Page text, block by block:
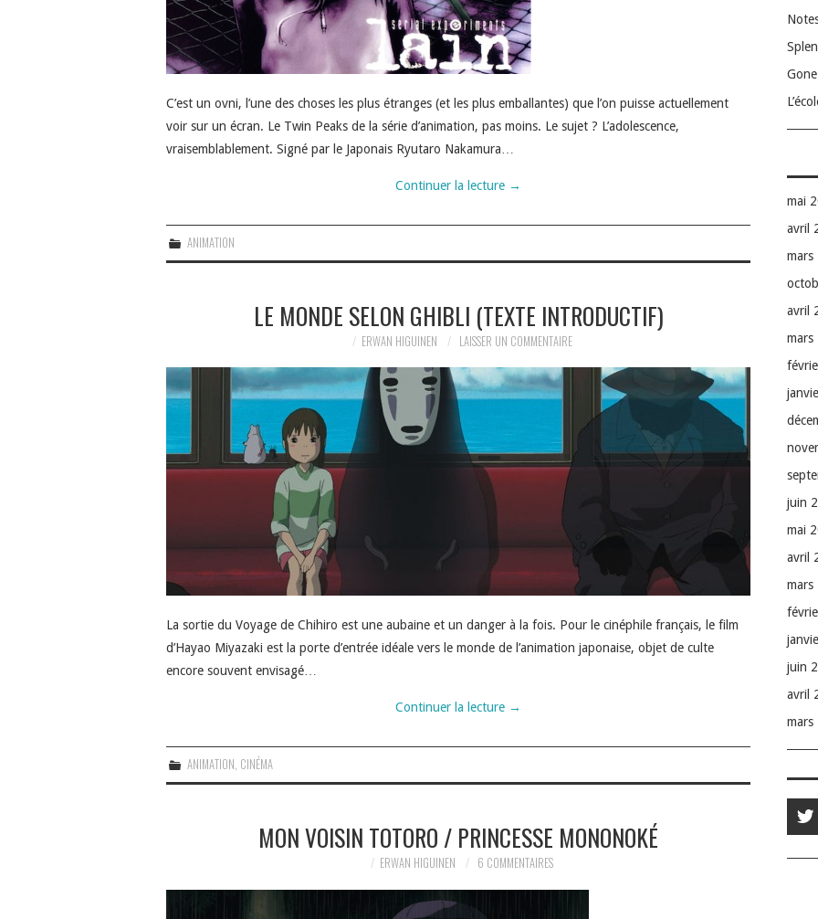
C’est un ovni, l’une des choses les plus étranges (et les plus emballantes) que l’on puisse actuellement
voir sur un écran. Le Twin Peaks de la série d’animation, pas moins. Le sujet ? L’adolescence,
vraisemblablement. Signé par le Japonais Ryutaro Nakamura…
Continuer la lecture →
ANIMATION
LE MONDE SELON GHIBLI (TEXTE INTRODUCTIF)
ERWAN HIGUINEN LAISSER UN COMMENTAIRE
La sortie du Voyage de Chihiro est une aubaine et un danger à la fois. Pour le cinéphile français, le film
d’Hayao Miyazaki est la porte d’entrée idéale vers le monde de l’animation japonaise, objet de culte
encore souvent envisagé…
Continuer la lecture →
ANIMATION, CINÉMA
MON VOISIN TOTORO / PRINCESSE MONONOKÉ
ERWAN HIGUINEN 6 COMMENTAIRES
mai
avril
mars
avril
mars
juin
mai
avril
mars
juin
avril
mars